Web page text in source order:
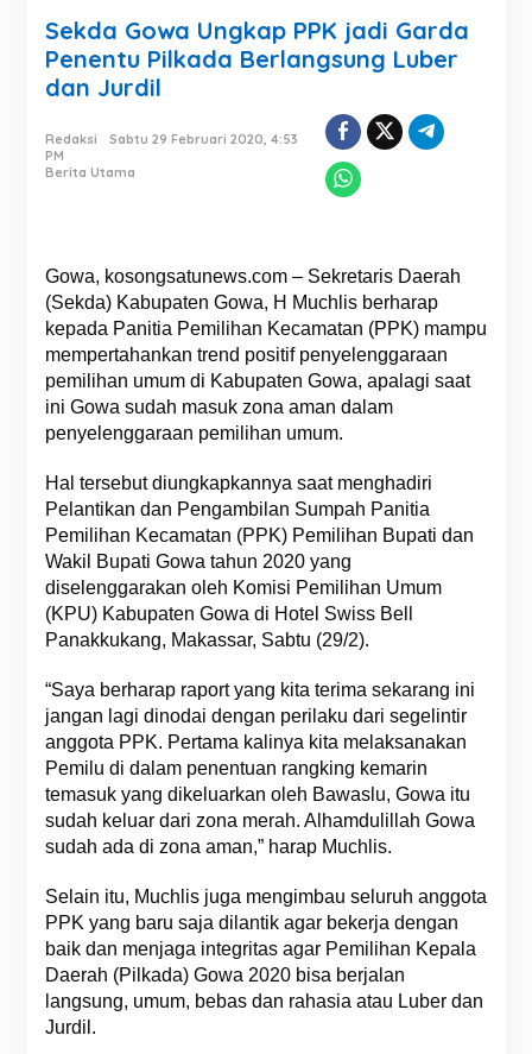
Sekda Gowa Ungkap PPK jadi Garda
Penentu Pilkada Berlangsung Luber
dan Jurdil
Redaksi
Sabtu 29 Februari 2020, 4:53
PM
Berita Utama
Gowa, kosongsatunews.com – Sekretaris Daerah
(Sekda) Kabupaten Gowa, H Muchlis berharap
kepada Panitia Pemilihan Kecamatan (PPK) mampu
mempertahankan trend positif penyelenggaraan
pemilihan umum di Kabupaten Gowa, apalagi saat
ini Gowa sudah masuk zona aman dalam
penyelenggaraan pemilihan umum.
Hal tersebut diungkapkannya saat menghadiri
Pelantikan dan Pengambilan Sumpah Panitia
Pemilihan Kecamatan (PPK) Pemilihan Bupati dan
Wakil Bupati Gowa tahun 2020 yang
diselenggarakan oleh Komisi Pemilihan Umum
(KPU) Kabupaten Gowa di Hotel Swiss Bell
Panakkukang, Makassar, Sabtu (29/2).
“Saya berharap raport yang kita terima sekarang ini
jangan lagi dinodai dengan perilaku dari segelintir
anggota PPK. Pertama kalinya kita melaksanakan
Pemilu di dalam penentuan rangking kemarin
temasuk yang dikeluarkan oleh Bawaslu, Gowa itu
sudah keluar dari zona merah. Alhamdulillah Gowa
sudah ada di zona aman,” harap Muchlis.
Selain itu, Muchlis juga mengimbau seluruh anggota
PPK yang baru saja dilantik agar bekerja dengan
baik dan menjaga integritas agar Pemilihan Kepala
Daerah (Pilkada) Gowa 2020 bisa berjalan
langsung, umum, bebas dan rahasia atau Luber dan
Jurdil.